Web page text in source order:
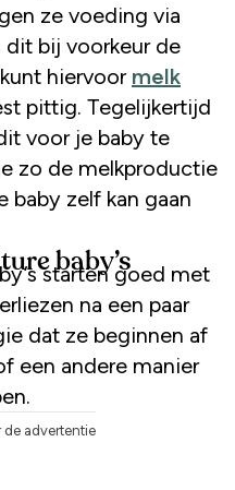
ze voeding via
dit bij voorkeur de
hiervoor melk
pittig. Tegelijkertijd
voor je baby te
zo de melkproductie
baby zelf kan gaan
baby’s
starten goed met
na een paar
dat ze beginnen af
een andere manier
de advertentie